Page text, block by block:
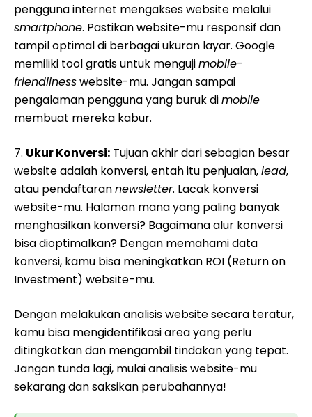
pengguna internet mengakses website melalui
smartphone. Pastikan website-mu responsif dan
tampil optimal di berbagai ukuran layar. Google
memiliki tool gratis untuk mengujimobile-
friendlinesswebsite-mu. Jangan sampai
pengalaman pengguna yang buruk dimobile
membuat mereka kabur.
7. Ukur Konversi: Tujuan akhir dari sebagian besar
website adalah konversi, entah itu penjualan,lead,
atau pendaftarannewsletter. Lacak konversi
website-mu. Halaman mana yang paling banyak
menghasilkan konversi? Bagaimana alur konversi
bisa dioptimalkan? Dengan memahami data
konversi, kamu bisa meningkatkan ROI (Return on
Investment) website-mu.
Dengan melakukan analisis website secara teratur,
kamu bisa mengidentifikasi area yang perlu
ditingkatkan dan mengambil tindakan yang tepat.
Jangan tunda lagi, mulai analisis website-mu
sekarang dan saksikan perubahannya!